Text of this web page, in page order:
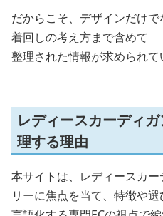
だからこそ、デザインだけで
着回しの考え方まで含めて
整理された情報が求められて
レディースカーディ
理する理由
本サイトは、レディースカ
リーに焦点を当て、特徴や